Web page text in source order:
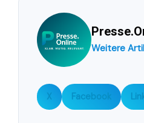
Weitere
X Facebook